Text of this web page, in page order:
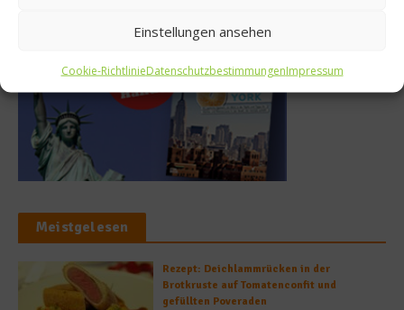
Einstellungen ansehen
Cookie-RichtlinieDatenschutzbestimmungenImpressum
Meistgelesen
Rezept: Deichlammrücken in der
Brotkruste auf Tomatenconfit und
gefüllten Poveraden